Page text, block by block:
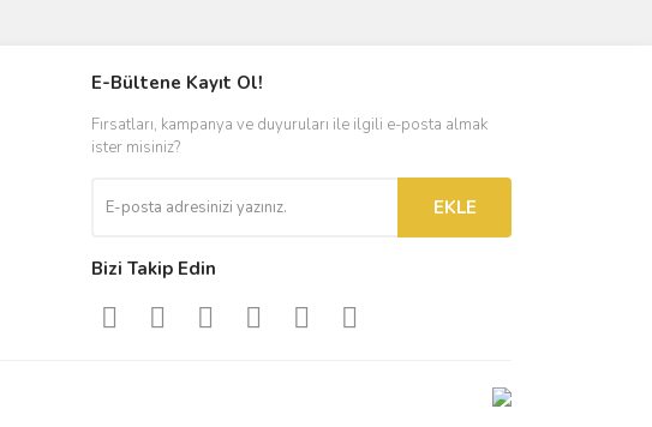
E-Bültene Kayıt Ol!
Fırsatları, kampanya ve duyuruları ile ilgili e-posta almak
ister misiniz?
EKLE
Bizi Takip Edin